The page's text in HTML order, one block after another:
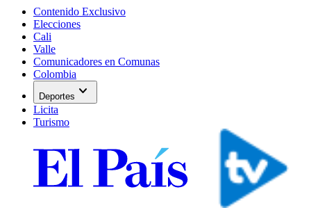
Contenido Exclusivo
Elecciones
Cali
Valle
Comunicadores en Comunas
Colombia
Deportes expand_more
Licita
Turismo